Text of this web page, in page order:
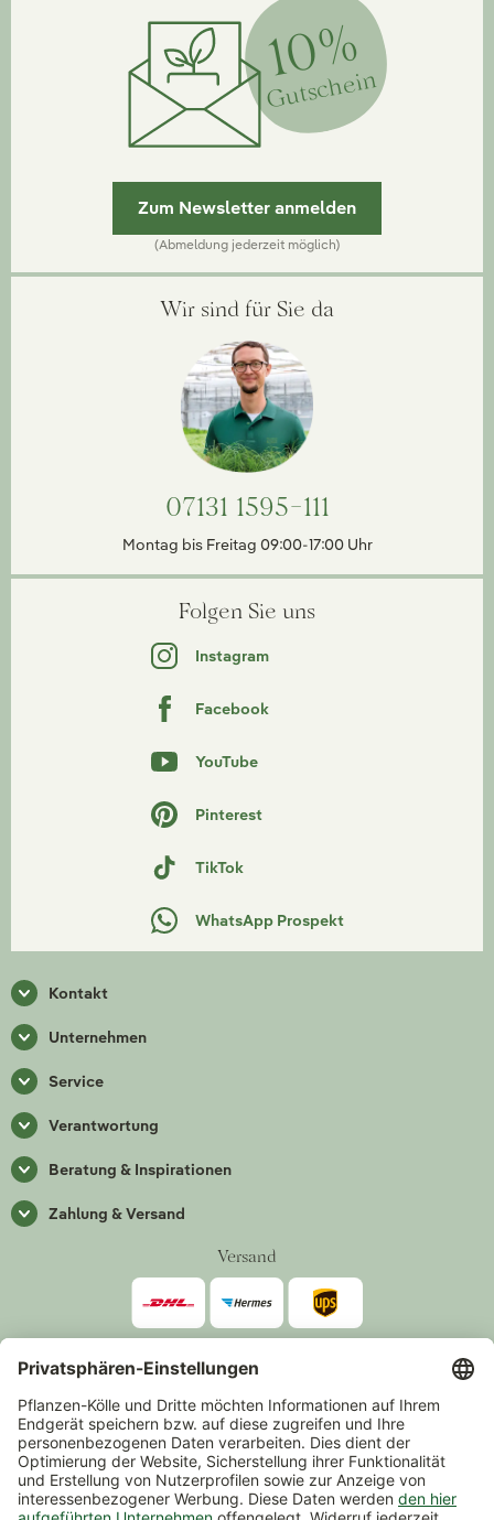
10%
Gutschein
Zum Newsletter anmelden
(Abmeldung jederzeit möglich)
Wir sind für Sie da
07131 1595-111
Montag bis Freitag 09:00-17:00 Uhr
Folgen Sie uns
Instagram
Facebook
YouTube
Pinterest
TikTok
WhatsApp Prospekt
Kontakt
Unternehmen
Service
Verantwortung
Beratung & Inspirationen
Zahlung & Versand
Versand
Zahlarten
*Alle Preise inkl. gesetzlicher Mehrwertsteuer zzgl.Versand
Mindestbestellwert 14,90 €, ausgenommen sind Gutscheine und